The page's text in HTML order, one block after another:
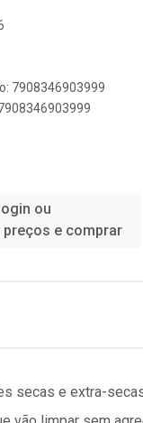
7908346903999
ou
e comprar
secas e extra-